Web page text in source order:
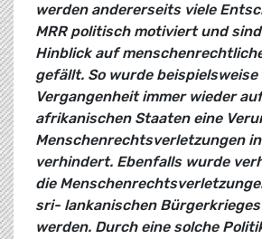
werden andererseits viele
MRR politisch motiviert und
Hinblick auf
gefällt. So wurde beispielsweise
Vergangenheit immer wieder
afrikanischen Staaten eine
Menschenrechtsverletzungen
verhindert. Ebenfalls wurde
die
sri- lankanischen
werden. Durch eine solche